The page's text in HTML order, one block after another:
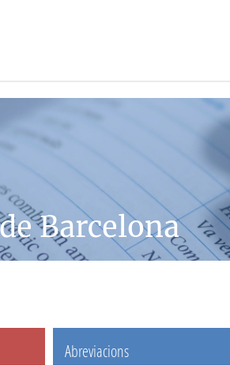
Barcelona
Abreviacions